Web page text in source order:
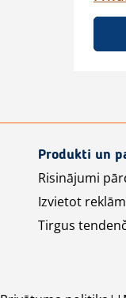
Produkti un
Risinājumi
Izvietot
Tirgus